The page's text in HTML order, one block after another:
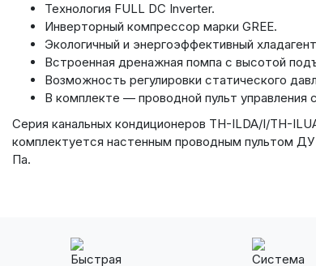
Технология FULL DC Inverter.
Инверторный компрессор марки GREE.
Экологичный и энергоэффективный
Встроенная дренажная помпа с высотой
Возможность регулировки статического
В комплекте — проводной пульт
Серия канальных кондиционеров TH-ILDA/I/TH-
комплектуется настенным проводным пультом
Па.